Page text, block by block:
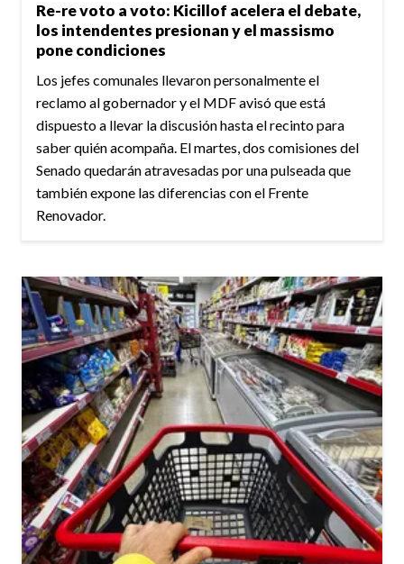
Re-re voto a voto: Kicillof acelera el debate,
los intendentes presionan y el massismo
pone condiciones
Los jefes comunales llevaron personalmente el
reclamo al gobernador y el MDF avisó que está
dispuesto a llevar la discusión hasta el recinto para
saber quién acompaña. El martes, dos comisiones del
Senado quedarán atravesadas por una pulseada que
también expone las diferencias con el Frente
Renovador.